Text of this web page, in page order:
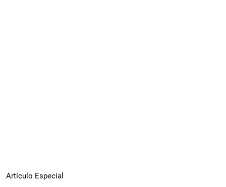
Artículo Especial